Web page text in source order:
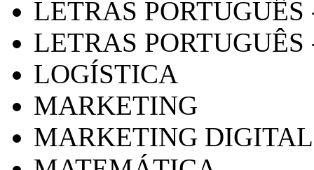
LETRAS
LETRAS PORTUGUÊS
LOGÍSTICA
MARKETING
MARKETING DIGITAL